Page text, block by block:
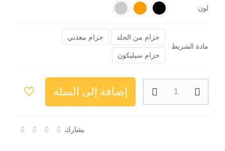
لون
مادة الشريط
حزام من الجلد
حزام معدني
حزام سيليكون
إضافة إلى السلة
يشارك